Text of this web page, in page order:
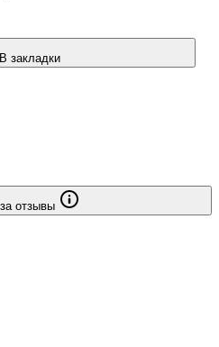
эпический фон романа
В закладки
отзывы